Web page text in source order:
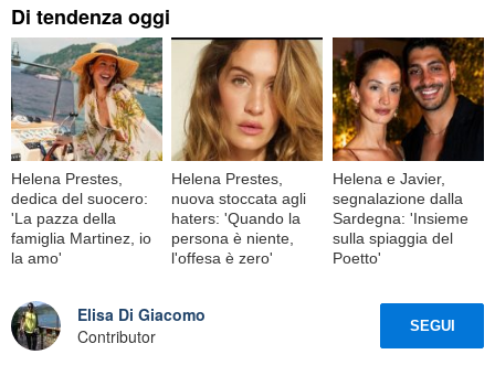
Di tendenza oggi
Helena Prestes,
dedica del suocero:
'La pazza della
famiglia Martinez, io
la amo'
Helena Prestes,
nuova stoccata agli
haters: 'Quando la
persona è niente,
l'offesa è zero'
Helena e Javier,
segnalazione dalla
Sardegna: 'Insieme
sulla spiaggia del
Poetto'
Elisa Di Giacomo
Contributor
SEGUI